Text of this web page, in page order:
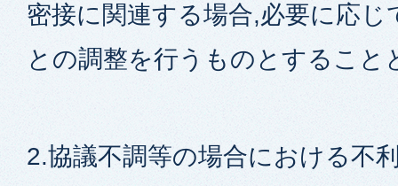
密接に関連する場合,必要に応じ
との調整を行うものとすること
2.協議不調等の場合における不